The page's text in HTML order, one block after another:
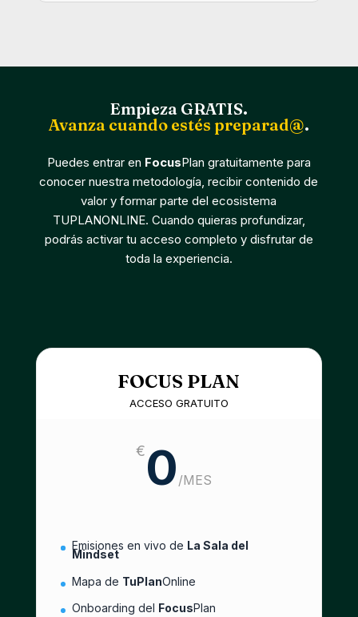
Empieza GRATIS.
Avanza cuando estés preparad@.
Puedes entrar en FocusPlan gratuitamente para
conocer nuestra metodología, recibir contenido de
valor y formar parte del ecosistema
TUPLANONLINE. Cuando quieras profundizar,
podrás activar tu acceso completo y disfrutar de
toda la experiencia.
FOCUS PLAN
ACCESO GRATUITO
€0 /MES
Emisiones en vivo de La Sala del
Mindset
Mapa de TuPlanOnline
Onboarding del FocusPlan